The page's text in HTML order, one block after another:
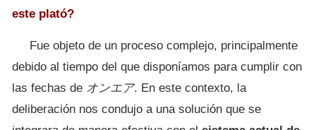
este plató?
Fue objeto de un proceso complejo, principalmente
debido al tiempo del que disponíamos para cumplir con
las fechas de オンエア. En este contexto, la
deliberación nos condujo a una solución que se